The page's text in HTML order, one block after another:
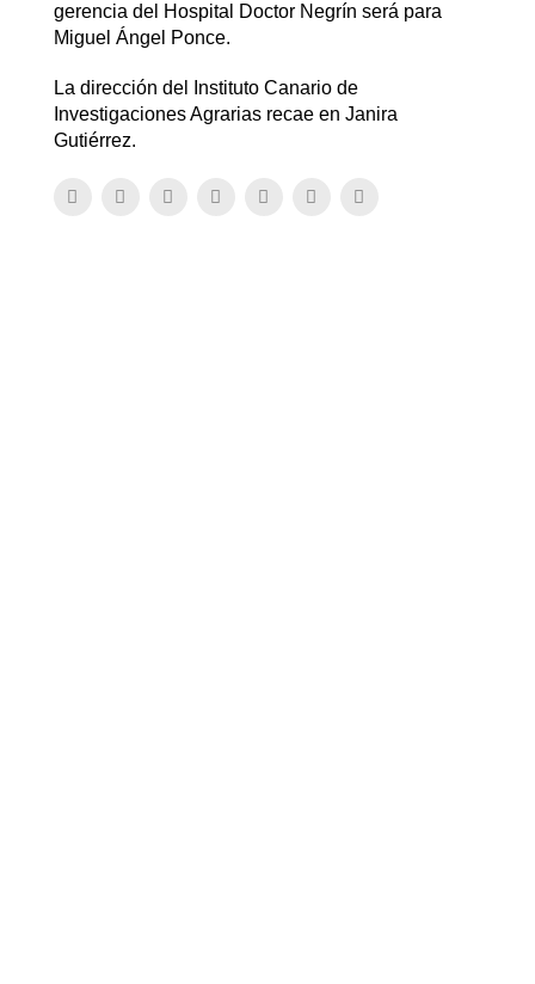
gerencia del Hospital Doctor Negrín será para
Miguel Ángel Ponce.
La dirección del Instituto Canario de
Investigaciones Agrarias recae en Janira
Gutiérrez.